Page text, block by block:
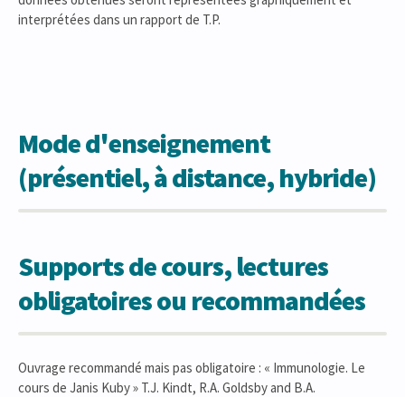
interprétées dans un rapport de T.P.
Mode d'enseignement
(présentiel, à distance, hybride)
Supports de cours, lectures
obligatoires ou recommandées
Ouvrage recommandé mais pas obligatoire : « Immunologie. Le
cours de Janis Kuby » T.J. Kindt, R.A. Goldsby and B.A.